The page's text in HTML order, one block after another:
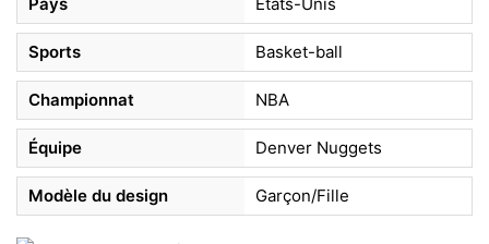
Sports Basket-ball
Championnat NBA
Équipe Denver Nuggets
Modèle du design Garçon/Fille